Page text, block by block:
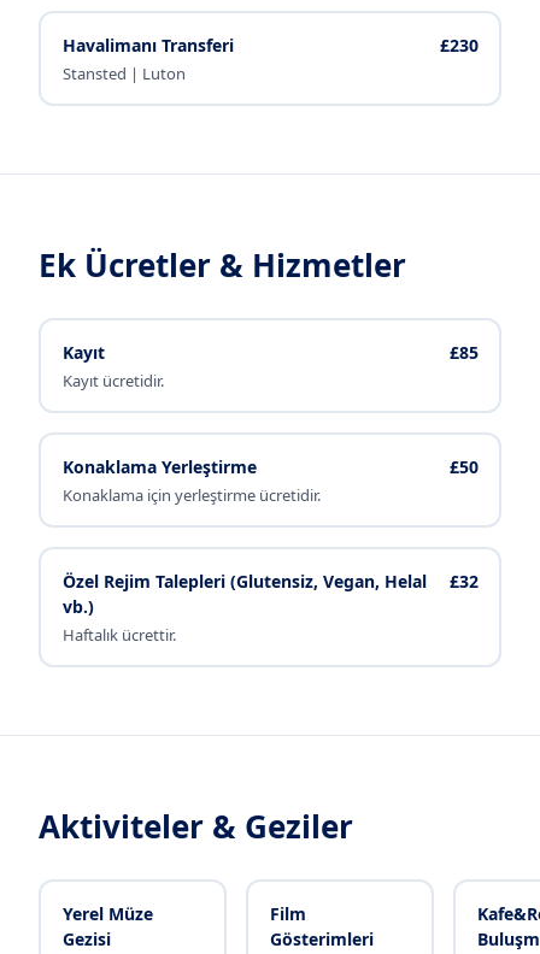
Havalimanı Transferi
Stansted | Luton
£230
Ek Ücretler & Hizmetler
Kayıt
Kayıt ücretidir.
£85
Konaklama Yerleştirme
Konaklama için yerleştirme ücretidir.
£50
Özel Rejim Talepleri (Glutensiz, Vegan, Helal
vb.)
Haftalık ücrettir.
£32
Aktiviteler & Geziler
Yerel Müze
Gezisi
Film
Gösterimleri